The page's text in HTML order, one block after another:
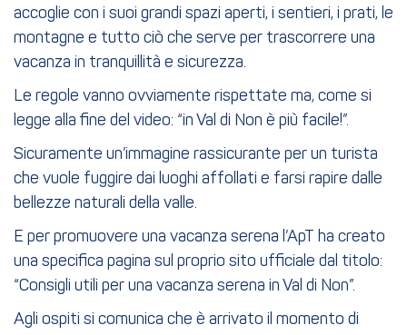
accoglie con i suoi grandi spazi aperti, i sentieri, i prati, le
montagne e tutto ciò che serve per trascorrere una
vacanza in tranquillità e sicurezza.
Le regole vanno ovviamente rispettate ma, come si
legge alla fine del video: “in Val di Non è più facile!”.
Sicuramente un’immagine rassicurante per un turista
che vuole fuggire dai luoghi affollati e farsi rapire dalle
bellezze naturali della valle.
E per promuovere una vacanza serena l’ApT ha creato
una specifica pagina sul proprio sito ufficiale dal titolo:
“Consigli utili per una vacanza serena in Val di Non”.
Agli ospiti si comunica che è arrivato il momento di